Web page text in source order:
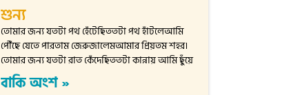
শুন্য
তোমার জন্য যতটা পথ হেঁটেছিততটা পথ হাঁটলেআমি
পৌঁছে যেতে পারতাম জেরুজালেমআমার প্রিয়তম শহর।
তোমার জন্য যতটা রাত কেঁদেছিততটা কান্নায় আমি ছুঁয়ে
বাকি অংশ »